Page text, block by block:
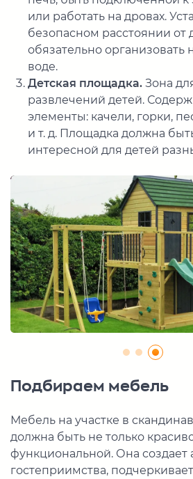
или работать на дровах.
безопасном расстоянии от
обязательно организовать
воде.
Детская площадка. Зона
развлечений детей.
элементы: качели, горки,
и т. д. Площадка должна
интересной для детей
Подбираем мебель
Мебель на участке в
должна быть не только
функциональной. Она создает
гостеприимства,